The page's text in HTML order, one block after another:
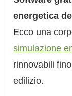
energetica
Ecco una
simulazione
rinnovabili
edilizio.